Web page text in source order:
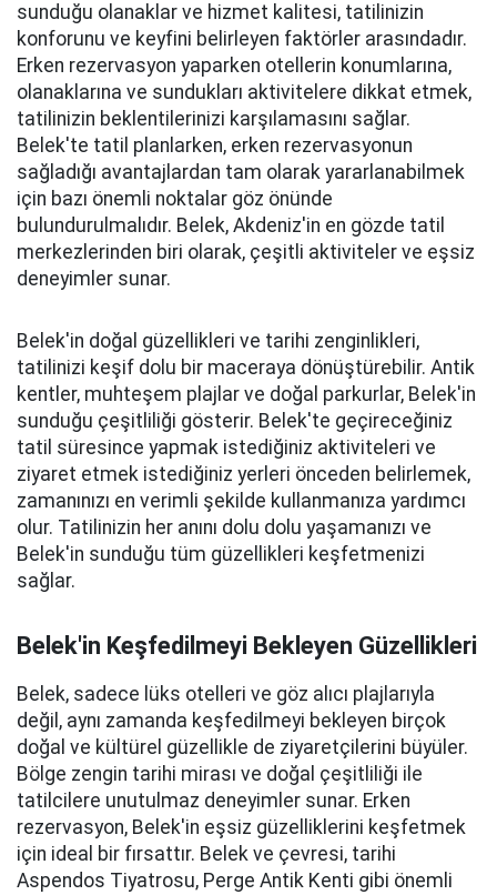
sunduğu olanaklar ve hizmet kalitesi, tatilinizin
konforunu ve keyfini belirleyen faktörler arasındadır.
Erken rezervasyon yaparken otellerin konumlarına,
olanaklarına ve sundukları aktivitelere dikkat etmek,
tatilinizin beklentilerinizi karşılamasını sağlar.
Belek'te tatil planlarken, erken rezervasyonun
sağladığı avantajlardan tam olarak yararlanabilmek
için bazı önemli noktalar göz önünde
bulundurulmalıdır. Belek, Akdeniz'in en gözde tatil
merkezlerinden biri olarak, çeşitli aktiviteler ve eşsiz
deneyimler sunar.
Belek'in doğal güzellikleri ve tarihi zenginlikleri,
tatilinizi keşif dolu bir maceraya dönüştürebilir. Antik
kentler, muhteşem plajlar ve doğal parkurlar, Belek'in
sunduğu çeşitliliği gösterir. Belek'te geçireceğiniz
tatil süresince yapmak istediğiniz aktiviteleri ve
ziyaret etmek istediğiniz yerleri önceden belirlemek,
zamanınızı en verimli şekilde kullanmanıza yardımcı
olur. Tatilinizin her anını dolu dolu yaşamanızı ve
Belek'in sunduğu tüm güzellikleri keşfetmenizi
sağlar.
Belek'in Keşfedilmeyi Bekleyen Güzellikleri
Belek, sadece lüks otelleri ve göz alıcı plajlarıyla
değil, aynı zamanda keşfedilmeyi bekleyen birçok
doğal ve kültürel güzellikle de ziyaretçilerini büyüler.
Bölge zengin tarihi mirası ve doğal çeşitliliği ile
tatilcilere unutulmaz deneyimler sunar. Erken
rezervasyon, Belek'in eşsiz güzelliklerini keşfetmek
için ideal bir fırsattır. Belek ve çevresi, tarihi
Aspendos Tiyatrosu, Perge Antik Kenti gibi önemli